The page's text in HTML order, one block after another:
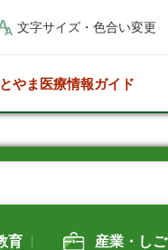
文字サイズ・色合い変更
とやま医療情報ガイド
育 産業・し